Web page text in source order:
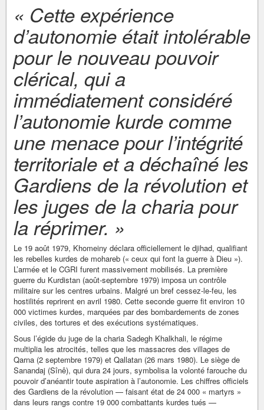
« Cette expérience
d’autonomie était intolérable
pour le nouveau pouvoir
clérical, qui a
immédiatement considéré
l’autonomie kurde comme
une menace pour l’intégrité
territoriale et a déchaîné les
Gardiens de la révolution et
les juges de la charia pour
la réprimer. »
Le 19 août 1979, Khomeiny déclara officiellement le djihad, qualifiant
les rebelles kurdes de mohareb (« ceux qui font la guerre à Dieu »).
L’armée et le CGRI furent massivement mobilisés. La première
guerre du Kurdistan (août-septembre 1979) imposa un contrôle
militaire sur les centres urbains. Malgré un bref cessez-le-feu, les
hostilités reprirent en avril 1980. Cette seconde guerre fit environ 10
000 victimes kurdes, marquées par des bombardements de zones
civiles, des tortures et des exécutions systématiques.
Sous l’égide du juge de la charia Sadegh Khalkhali, le régime
multiplia les atrocités, telles que les massacres des villages de
Qarna (2 septembre 1979) et Qallatan (26 mars 1980). Le siège de
Sanandaj (Sînê), qui dura 24 jours, symbolisa la volonté farouche du
pouvoir d’anéantir toute aspiration à l’autonomie. Les chiffres officiels
des Gardiens de la révolution — faisant état de 24 000 « martyrs »
dans leurs rangs contre 19 000 combattants kurdes tués —